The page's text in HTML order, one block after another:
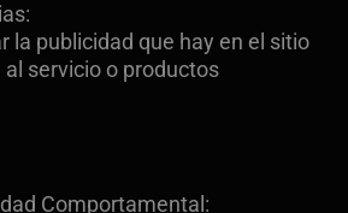
la publicidad que hay en el sitio
servicio o productos
Comportamental: